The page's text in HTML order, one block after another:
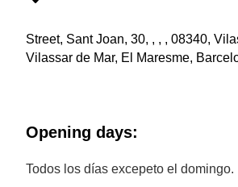
Street, Sant Joan, 30, , , , 08340,
Vilassar de Mar, El Maresme,
Opening days:
Todos los días excepeto el domingo.